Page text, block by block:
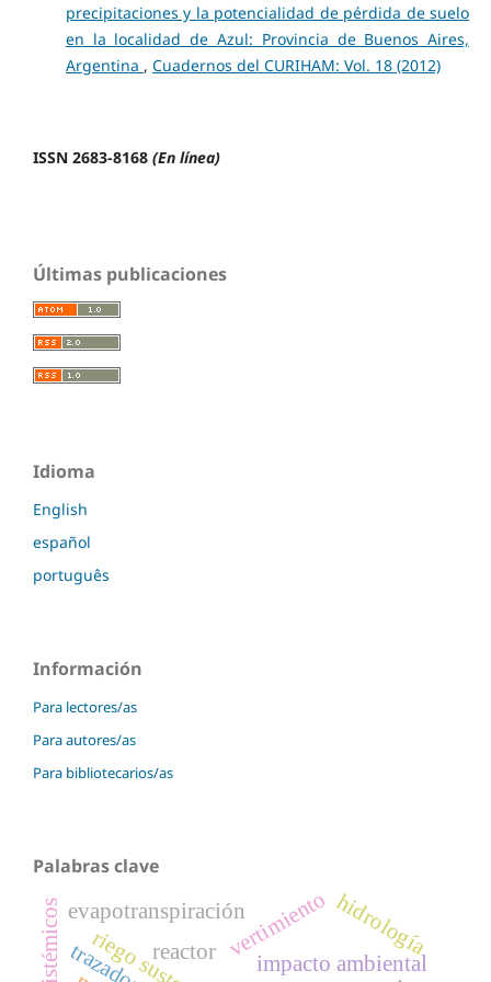
precipitaciones y la potencialidad de pérdida de suelo
en la localidad de Azul: Provincia de Buenos Aires,
Argentina , Cuadernos del CURIHAM: Vol. 18 (2012)
ISSN 2683-8168 (En línea)
Últimas publicaciones
Idioma
English
español
português
Información
Para lectores/as
Para autores/as
Para bibliotecarios/as
Palabras clave
reactor
impacto ambiental
vertimientohidrología
evapotranspiración